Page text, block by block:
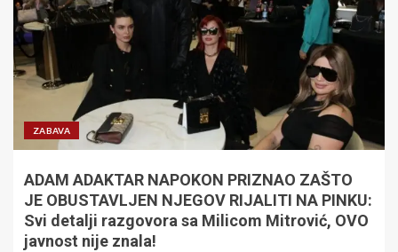
ZABAVA
ADAM ADAKTAR NAPOKON PRIZNAO ZAŠTO
JE OBUSTAVLJEN NJEGOV RIJALITI NA PINKU:
Svi detalji razgovora sa Milicom Mitrović, OVO
javnost nije znala!